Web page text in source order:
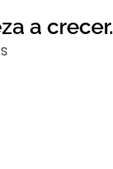
a crecer.